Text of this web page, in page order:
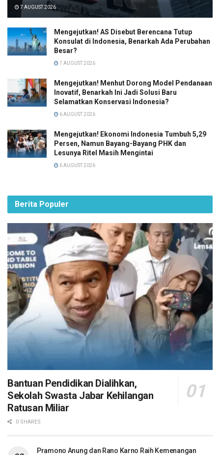
7 AUGUST 2026
Mengejutkan! AS Disebut Berencana Tutup
Konsulat di Indonesia, Benarkah Ada Perubahan
Besar?
7 AUGUST 2026
Mengejutkan! Menhut Dorong Model Pendanaan
Inovatif, Benarkah Ini Jadi Solusi Baru
Selamatkan Konservasi Indonesia?
6 AUGUST 2026
Mengejutkan! Ekonomi Indonesia Tumbuh 5,29
Persen, Namun Bayang-Bayang PHK dan
Lesunya Ritel Masih Mengintai
6 AUGUST 2026
Berita Populer
Bantuan Pendidikan Dialihkan,
Sekolah Swasta Jabar Kehilangan
Ratusan Miliar
0 SHARES
Pramono Anung dan Rano Karno Raih Kemenangan